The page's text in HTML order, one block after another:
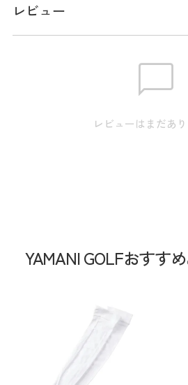
てデザインされています。
取り外し可能な吸汗ベルトをスベリ
PGらしいトラッド気分を一気に高め
ースまで様々なシーンでご活用いた
素材
コットン 65% ポリエ
ロピレン
頭周り:58cm つば
レビュー
レビューはまだあ
YAMANI GOLFおすすめ